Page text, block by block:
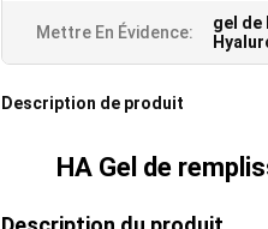
Mettre En Évidence: gel de
Description de produit
HA Gel de